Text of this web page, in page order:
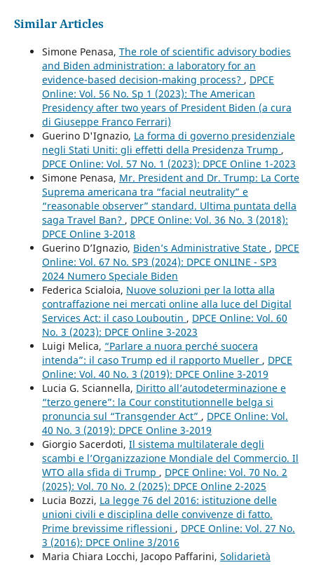
Similar Articles
Simone Penasa, The role of scientific advisory bodies
and Biden administration: a laboratory for an
evidence-based decision-making process? , DPCE
Online: Vol. 56 No. Sp 1 (2023): The American
Presidency after two years of President Biden (a cura
di Giuseppe Franco Ferrari)
Guerino D'Ignazio, La forma di governo presidenziale
negli Stati Uniti: gli effetti della Presidenza Trump ,
DPCE Online: Vol. 57 No. 1 (2023): DPCE Online 1-2023
Simone Penasa, Mr. President and Dr. Trump: La Corte
Suprema americana tra “facial neutrality” e
“reasonable observer” standard. Ultima puntata della
saga Travel Ban? , DPCE Online: Vol. 36 No. 3 (2018):
DPCE Online 3-2018
Guerino D’Ignazio, Biden’s Administrative State , DPCE
Online: Vol. 67 No. SP3 (2024): DPCE ONLINE - SP3
2024 Numero Speciale Biden
Federica Scialoia, Nuove soluzioni per la lotta alla
contraffazione nei mercati online alla luce del Digital
Services Act: il caso Louboutin , DPCE Online: Vol. 60
No. 3 (2023): DPCE Online 3-2023
Luigi Melica, “Parlare a nuora perché suocera
intenda”: il caso Trump ed il rapporto Mueller , DPCE
Online: Vol. 40 No. 3 (2019): DPCE Online 3-2019
Lucia G. Sciannella, Diritto all’autodeterminazione e
“terzo genere”: la Cour constitutionnelle belga si
pronuncia sul “Transgender Act” , DPCE Online: Vol.
40 No. 3 (2019): DPCE Online 3-2019
Giorgio Sacerdoti, Il sistema multilaterale degli
scambi e l’Organizzazione Mondiale del Commercio. Il
WTO alla sfida di Trump , DPCE Online: Vol. 70 No. 2
(2025): Vol. 70 No. 2 (2025): DPCE Online 2-2025
Lucia Bozzi, La legge 76 del 2016: istituzione delle
unioni civili e disciplina delle convivenze di fatto.
Prime brevissime riflessioni , DPCE Online: Vol. 27 No.
3 (2016): DPCE Online 3/2016
Maria Chiara Locchi, Jacopo Paffarini, Solidarietà